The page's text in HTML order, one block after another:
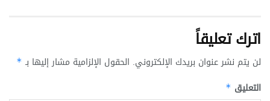
اترك تعليقاً
لن يتم نشر عنوان بريدك الإلكتروني. الحقول الإلزامية مشار إليها بـ *
التعليق *